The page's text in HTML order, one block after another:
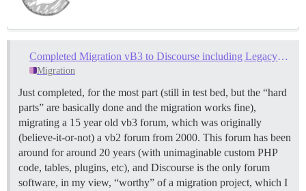
Completed Migration vB3 to Discourse including Legacy vB3 Thank You to Likes
Migration
Just completed, for the most part (still in test bed, but the “hard
parts” are basically done and the migration works fine),
migrating a 15 year old vb3 forum, which was originally
(believe-it-or-not) a vb2 forum from 2000. This forum has been
around for around 20 years (with unimaginable custom PHP
code, tables, plugins, etc), and Discourse is the only forum
software, in my view, “worthy” of a migration project, which I